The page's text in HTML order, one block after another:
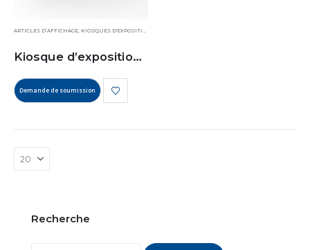
ARTICLES D’AFFICHAGE, KIOSQUES D'EXPOSITION
Kiosque d’exposition Pop-Up
Demande de soumission
Recherche